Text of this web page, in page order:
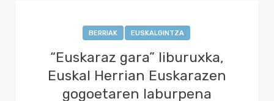
BERRIAK EUSKALGINTZA
“Euskaraz gara” liburuxka,
Euskal Herrian Euskarazen
gogoetaren laburpena